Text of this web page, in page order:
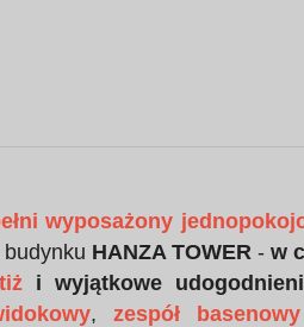
wyposażony
HANZA TOWER - w
i wyjątkowe
, zespół